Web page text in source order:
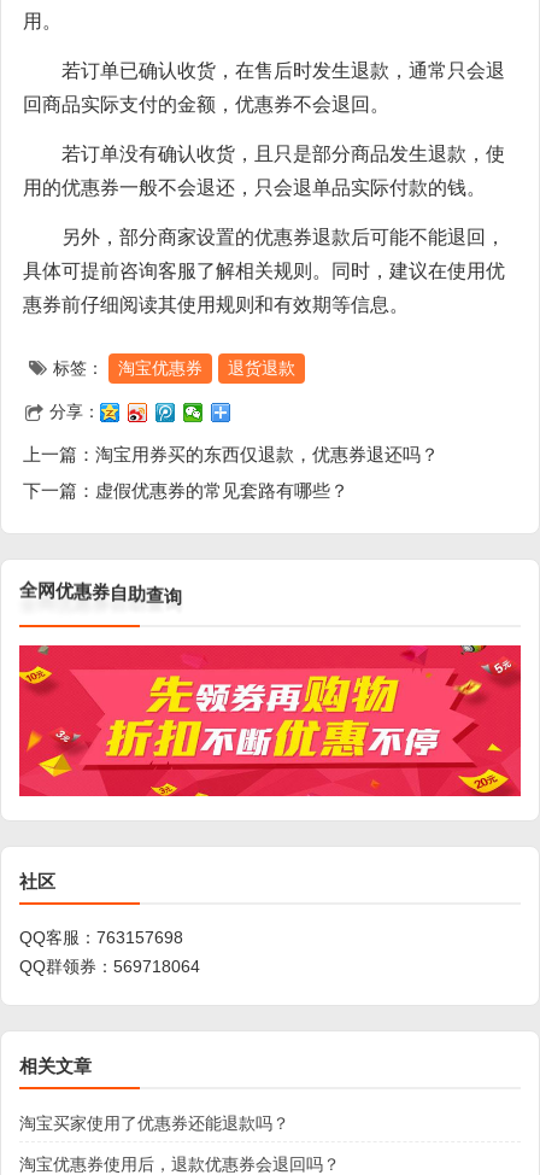
用。
若订单已确认收货，在售后时发生退款，通常只会退
回商品实际支付的金额，优惠券不会退回。
若订单没有确认收货，且只是部分商品发生退款，使
用的优惠券一般不会退还，只会退单品实际付款的钱。
另外，部分商家设置的优惠券退款后可能不能退回，
具体可提前咨询客服了解相关规则。同时，建议在使用优
惠券前仔细阅读其使用规则和有效期等信息。
标签： 淘宝优惠券 退货退款
分享：
上一篇： 淘宝用券买的东西仅退款，优惠券退还吗？
下一篇： 虚假优惠券的常见套路有哪些？
全网优惠券自助查询
社区
QQ客服： 763157698
QQ群领券： 569718064
相关文章
淘宝买家使用了优惠券还能退款吗？
淘宝优惠券使用后，退款优惠券会退回吗？